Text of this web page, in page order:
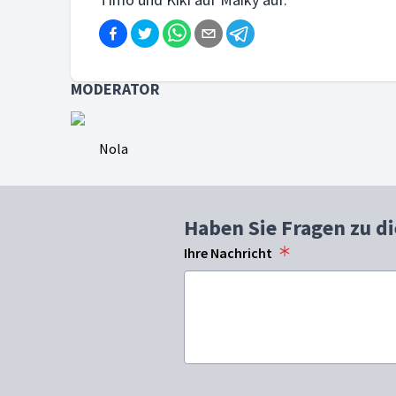
MODERATOR
Nola
Haben Sie Fragen zu
Ihre Nachricht